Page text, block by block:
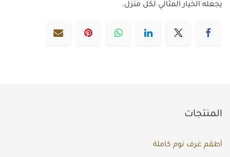
يجعله الخيار المثالي لكل منزل.
المنتجات
أطقم غرف نوم كاملة